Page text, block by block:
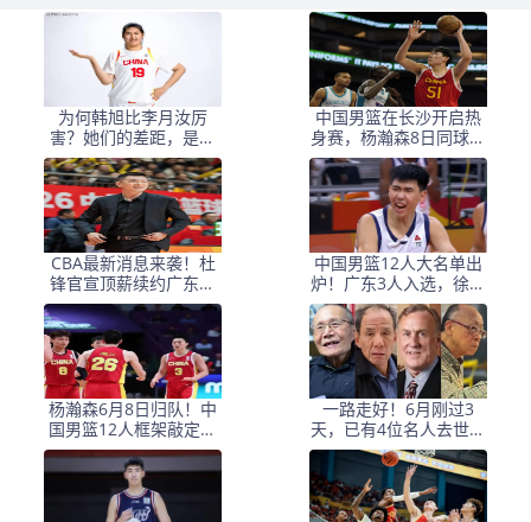
为何韩旭比李月汝厉
害？她们的差距，是张
子宇选秀顺位暴跌的原
因
中国男篮在长沙开启热
身赛，杨瀚森8日同球队
会合
CBA最新消息来袭！杜
锋官宣顶薪续约广东男
篮，杨鸣婉拒执教北控
中国男篮12人大名单出
炉！广东3人入选，徐昕
国家队首秀，胡明轩轮
休
杨瀚森6月8日归队！中
国男篮12人框架敲定，
锋线王牌竟是他？
一路走好！6月刚过3
天，已有4位名人去世，
姚明等人发文悼念